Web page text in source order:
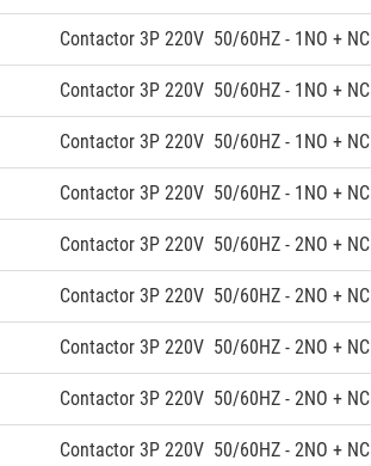
Contactor 3P 220V 50/60HZ - 1NO + NC
Contactor 3P 220V 50/60HZ - 1NO + NC
Contactor 3P 220V 50/60HZ - 1NO + NC
Contactor 3P 220V 50/60HZ - 1NO + NC
Contactor 3P 220V 50/60HZ - 2NO + NC
Contactor 3P 220V 50/60HZ - 2NO + NC
Contactor 3P 220V 50/60HZ - 2NO + NC
Contactor 3P 220V 50/60HZ - 2NO + NC
Contactor 3P 220V 50/60HZ - 2NO + NC